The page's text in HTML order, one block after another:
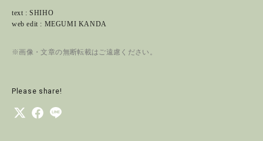
text : SHIHO
web edit : MEGUMI KANDA
※画像・文章の無断転載はご遠慮ください。
Please share!